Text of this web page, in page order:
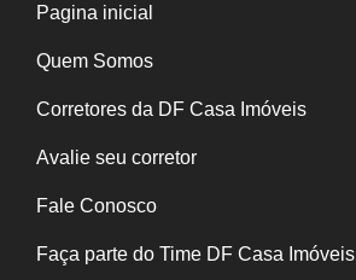
Pagina inicial
Quem Somos
Corretores da DF Casa Imóveis
Avalie seu corretor
Fale Conosco
Faça parte do Time DF Casa Imóveis